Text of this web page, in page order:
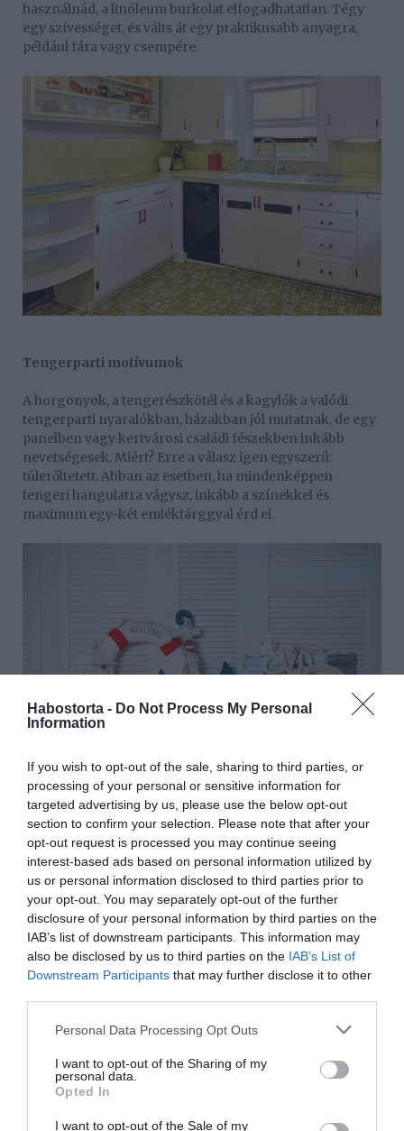
Habostorta - Do Not Process My Personal
Information
If you wish to opt-out of the sale, sharing to third parties, or
processing of your personal or sensitive information for
targeted advertising by us, please use the below opt-out
section to confirm your selection. Please note that after your
opt-out request is processed you may continue seeing
interest-based ads based on personal information utilized by
us or personal information disclosed to third parties prior to
your opt-out. You may separately opt-out of the further
disclosure of your personal information by third parties on the
IAB’s list of downstream participants. This information may
also be disclosed by us to third parties on the IAB’s List of
Downstream Participants that may further disclose it to other
Please note that this website/app uses one or more Google
not limited to your visit or usage behaviour. You may click to
grant or deny consent to Google and its third-party tags to
use your data for below specified purposes in below Google
consent section.
Personal Data Processing Opt Outs
I want to opt-out of the Sharing of my
personal data.
Opted In
I want to opt-out of the Sale of my
használnád, a linóleum burkolat elfogadhatatlan. Tégy
egy szívességet, és válts át egy praktikusabb anyagra,
például fára vagy csempére.
Tengerparti motívumok
A horgonyok, a tengerészkötél és a kagylók a valódi
tengerparti nyaralókban, házakban jól mutatnak, de egy
panelben vagy kertvárosi családi fészekben inkább
nevetségesek. Miért? Erre a válasz igen egyszerű:
túlerőltetett. Abban az esetben, ha mindenképpen
tengeri hangulatra vágysz, inkább a színekkel és
maximum egy-két emléktárggyal érd el.
Rattan bútorok
A '80-as, '90-es években a kültéri bútorokat trendinek
tartották a nappaliban elhelyezni. Ám ennek már egy jó
ideje vége! A rattan és más fonott bútorok a kertbe,
teraszra és a medence mellé valók.